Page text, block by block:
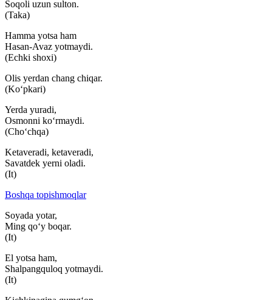
Soqoli uzun sulton.
(Taka)
Hamma yotsa ham
Hasan-Avaz yotmaydi.
(Echki shoxi)
Olis yerdan chang chiqar.
(Ko‘pkari)
Yerda yuradi,
Osmonni ko‘rmaydi.
(Cho‘chqa)
Ketaveradi, ketaveradi,
Savatdek yerni oladi.
(It)
Boshqa topishmoqlar
Soyada yotar,
Ming qo‘y boqar.
(It)
El yotsa ham,
Shalpangquloq yotmaydi.
(It)